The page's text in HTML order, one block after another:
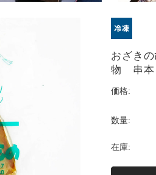
おざき
物 串本
価格:
数量:
在庫: